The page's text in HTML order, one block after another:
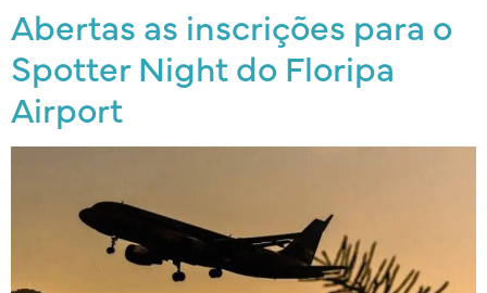
Abertas as inscrições para o
Spotter Night do Floripa
Airport